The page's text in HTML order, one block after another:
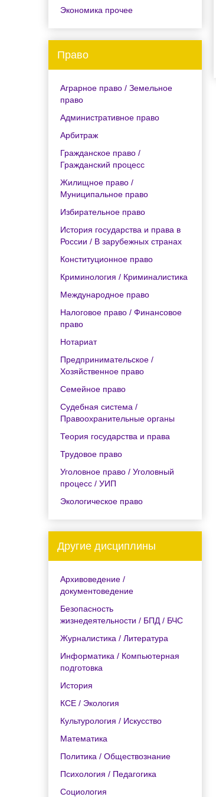
Экономика прочее
Право
Аграрное право / Земельное
право
Административное право
Арбитраж
Гражданское право /
Гражданский процесс
Жилищное право /
Муниципальное право
Избирательное право
История государства и права в
России / В зарубежных странах
Конституционное право
Криминология / Криминалистика
Международное право
Налоговое право / Финансовое
право
Нотариат
Предпринимательское /
Хозяйственное право
Семейное право
Судебная система /
Правоохранительные органы
Теория государства и права
Трудовое право
Уголовное право / Уголовный
процесс / УИП
Экологическое право
Другие дисциплины
Архивоведение /
документоведение
Безопасность
жизнедеятельности / БПД / БЧС
Журналистика / Литература
Информатика / Компьютерная
подготовка
История
КСЕ / Экология
Культурология / Искусство
Математика
Политика / Обществознание
Психология / Педагогика
Социология